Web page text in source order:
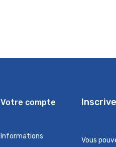
Votre compte
Informations
Vous